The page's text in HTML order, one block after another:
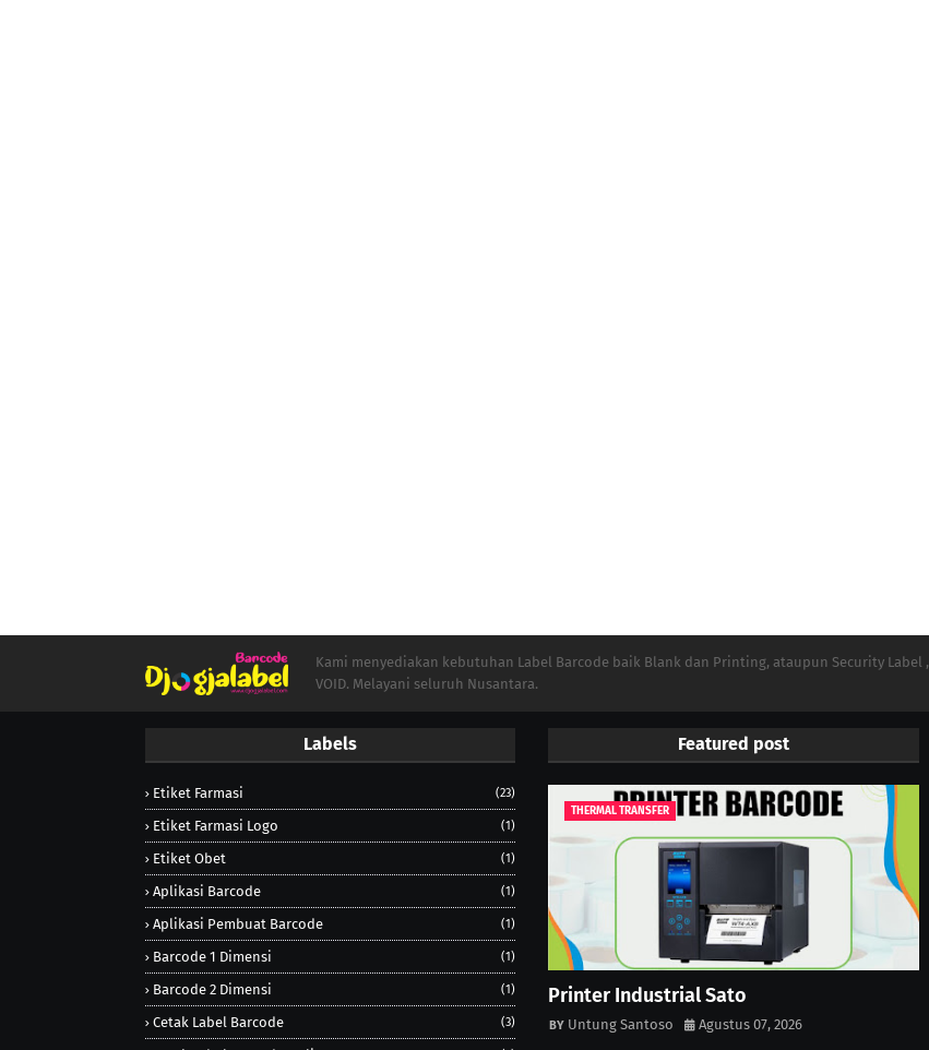
Kami menyediakan kebutuhan Label Barcode baik Blank dan Printing, ataupun Security Label ,
VOID. Melayani seluruh Nusantara.
Labels
Etiket Farmasi (23)
Etiket Farmasi Logo (1)
Etiket Obet (1)
Aplikasi Barcode (1)
Aplikasi Pembuat Barcode (1)
Barcode 1 Dimensi (1)
Barcode 2 Dimensi (1)
Cetak Label Barcode (3)
Featured post
THERMAL TRANSFER
Printer Industrial Sato
Untung Santoso Agustus 07, 2026